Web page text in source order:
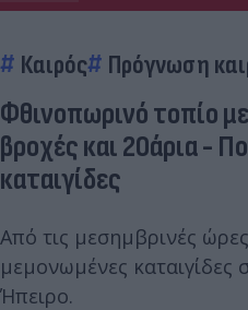
Καιρός Πρόγνωση
Φθινοπωρινό τοπίο
βροχές και 20άρια -
καταιγίδες
Από τις μεσημβρινές
μεμονωμένες καταιγίδες
Ήπειρο.